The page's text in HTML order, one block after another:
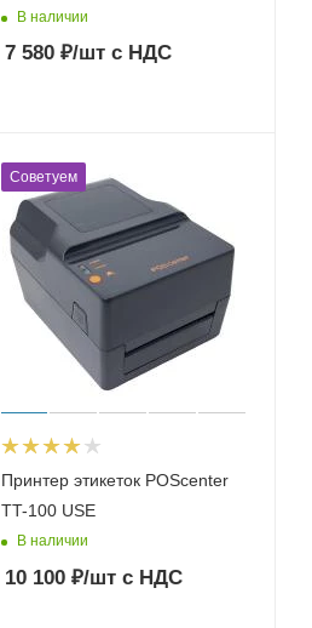
В наличии
7 580₽/штс НДС
Советуем
Принтер этикеток POScenter
TT-100 USE
В наличии
10 100₽/штс НДС